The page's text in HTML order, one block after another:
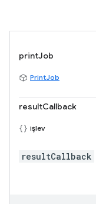
printJob
PrintJob
resultCallback
işlev
resultCallback